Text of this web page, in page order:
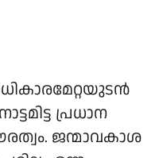
പ്രധാന
ജന്മാവകാശ